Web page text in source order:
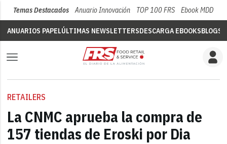
Temas Destacados Anuario Innovación TOP 100 FRS Ebook MDD
ANUARIOS PAPELÚLTIMAS NEWSLETTERSDESCARGA EBOOKSBLOGS
RETAILERS
La CNMC aprueba la compra de
157 tiendas de Eroski por Dia